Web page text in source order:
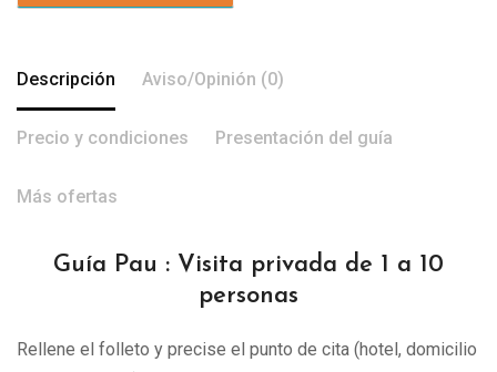
Descripción Aviso/Opinión (0)
Precio y condiciones Presentación del guía
Más ofertas
Guía Pau : Visita privada de 1 a 10
personas
Rellene el folleto y precise el punto de cita (hotel, domicilio